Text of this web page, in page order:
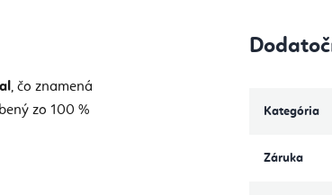
, čo znamená
zo 100 %
Kategória
Záruka